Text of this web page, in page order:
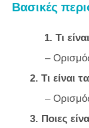
Βασικές
1. Τι
– Ορισμός,
2. Τι είναι
– Ορισμός,
3. Ποιες